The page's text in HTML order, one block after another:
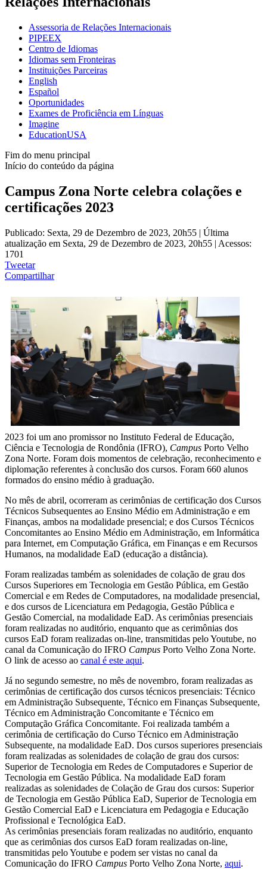
Assessoria de Relações Internacionais
PIPEEX
Centro de Idiomas
Idiomas sem Fronteiras
Instituições Parceiras
English
Español
Oportunidades
Exames de Proficiência em Línguas
Imagine
EducationUSA
Fim do menu principal
Início do conteúdo da página
Campus Zona Norte celebra colações e
certificações 2023
Publicado: Sexta, 29 de Dezembro de 2023, 20h55 | Última
atualização em Sexta, 29 de Dezembro de 2023, 20h55 | Acessos:
1701
Tweetar
Compartilhar
2023 foi um ano promissor no Instituto Federal de Educação,
Ciência e Tecnologia de Rondônia (IFRO), Campus Porto Velho
Zona Norte. Foram dois momentos de celebração, reconhecimento e
diplomação referentes à conclusão dos cursos. Foram 660 alunos
formados do ensino médio à graduação.
No mês de abril, ocorreram as cerimônias de certificação dos Cursos
Técnicos Subsequentes ao Ensino Médio em Administração e em
Finanças, ambos na modalidade presencial; e dos Cursos Técnicos
Concomitantes ao Ensino Médio em Administração, em Informática
para Internet, em Computação Gráfica, em Finanças e em Recursos
Humanos, na modalidade EaD (educação a distância).
Foram realizadas também as solenidades de colação de grau dos
Cursos Superiores em Tecnologia em Gestão Pública, em Gestão
Comercial e em Redes de Computadores, na modalidade presencial,
e dos cursos de Licenciatura em Pedagogia, Gestão Pública e
Gestão Comercial, na modalidade EaD. As cerimônias presenciais
foram realizadas no auditório, enquanto que as cerimônias dos
cursos EaD foram realizadas on-line, transmitidas pelo Youtube, no
canal da Comunicação do IFRO Campus Porto Velho Zona Norte.
O link de acesso ao canal é este aqui.
Já no segundo semestre, no mês de novembro, foram realizadas as
cerimônias de certificação dos cursos técnicos presenciais: Técnico
em Administração Subsequente, Técnico em Finanças Subsequente,
Técnico em Administração Concomitante e Técnico em
Computação Gráfica Concomitante. Foi realizada também a
cerimônia de certificação do Curso Técnico em Administração
Subsequente, na modalidade EaD. Dos cursos superiores presenciais
foram realizadas as solenidades de colação de grau dos cursos:
Superior de Tecnologia em Redes de Computadores e Superior de
Tecnologia em Gestão Pública. Na modalidade EaD foram
realizadas as solenidades de Colação de Grau dos cursos: Superior
de Tecnologia em Gestão Pública EaD, Superior de Tecnologia em
Gestão Comercial EaD e Licenciatura em Pedagogia e Educação
Profissional e Tecnológica EaD.
As cerimônias presenciais foram realizadas no auditório, enquanto
que as cerimônias dos cursos EaD foram realizadas on-line,
transmitidas pelo Youtube e podem ser vistas no canal da
Comunicação do IFRO Campus Porto Velho Zona Norte, aqui.